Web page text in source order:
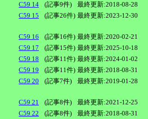
C59 14
(記事9件)
最終更新:2018-08-28
C59 15
(記事26件) 最終更新:2023-12-30
C59 16 (記事16件) 最終更新:2020-02-21
C59 17
(記事15件) 最終更新:2025-10-18
C59 18
(記事11件) 最終更新:2024-01-02
C59 19
(記事11件) 最終更新:2018-08-31
C59 20
(記事7件) 最終更新:2019-01-28
C59 21 (記事8件)
最終更新:2021-12-25
C59 22
(記事8件)
最終更新:2018-08-31